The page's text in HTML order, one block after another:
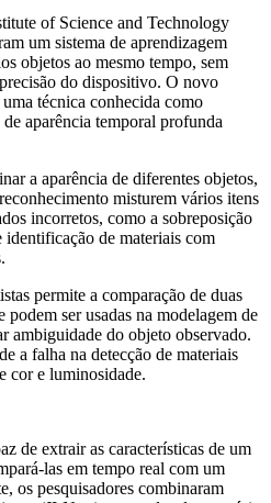
of Science and Technology
um sistema de aprendizagem
objetos ao mesmo tempo, sem
do dispositivo. O novo
técnica conhecida como
aparência temporal profunda
a aparência de diferentes objetos,
misturem vários itens
incorretos, como a sobreposição
de materiais com
permite a comparação de duas
podem ser usadas na modelagem de
ambiguidade do objeto observado.
a falha na detecção de materiais
cor e luminosidade.
de extrair as características de um
las em tempo real com um
os pesquisadores combinaram